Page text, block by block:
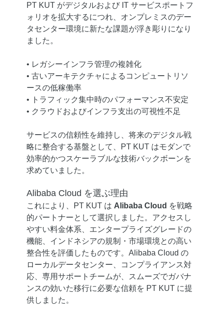
PT KUT がデジタルおよび IT サービスポートフ
ォリオを拡大するにつれ、オンプレミスのデー
タセンター環境に新たな課題が浮き彫りになり
ました。
• レガシーインフラ管理の複雑化
• 古いアーキテクチャによるコンピュートリソ
ースの低稼働率
• トラフィック集中時のパフォーマンス不安定
• クラウドおよびインフラ支出の可視性不足
サービスの信頼性を維持し、将来のデジタル戦
略に整合する基盤として、PT KUT はモダンで
効率的かつスケーラブルな技術バックボーンを
求めていました。
Alibaba Cloud を選ぶ理由
これにより、PT KUT は Alibaba Cloud を戦略
的パートナーとして選択しました。アクセスし
やすい料金体系、エンタープライズグレードの
機能、インドネシアの規制・市場環境との高い
整合性を評価したものです。Alibaba Cloud の
ローカルデータセンター、コンプライアンス対
応、専用サポートチームが、スムーズでガバナ
ンスの効いた移行に必要な信頼を PT KUT に提
供しました。